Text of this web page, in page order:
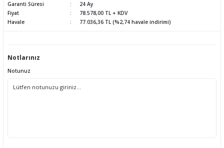
Garanti Süresi
24 Ay
Fiyat
78.578,00 TL + KDV
Havale
77.036,36 TL (%2,74 havale indirimi)
Notlarınız
Notunuz